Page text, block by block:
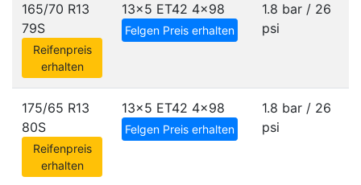
165/70 R13
79S
Reifenpreis
erhalten
13x5 ET42 4x98
Felgen Preis erhalten
1.8 bar / 26
psi
175/65 R13
80S
Reifenpreis
erhalten
13x5 ET42 4x98
Felgen Preis erhalten
1.8 bar / 26
psi